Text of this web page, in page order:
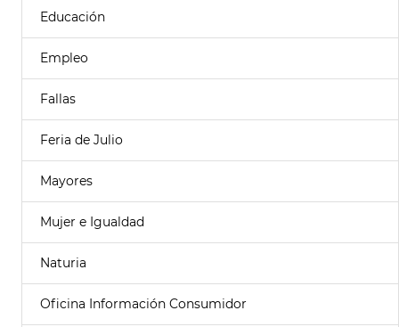
Educación
Empleo
Fallas
Feria de Julio
Mayores
Mujer e Igualdad
Naturia
Oficina Información Consumidor